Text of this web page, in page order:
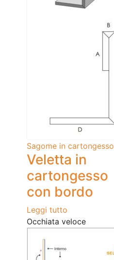
Sagome in cartongesso
Veletta in
cartongesso
con bordo
Leggi tutto
Occhiata veloce